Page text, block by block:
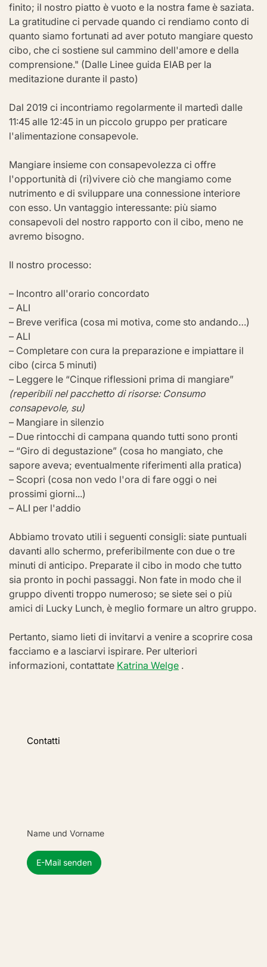
finito; il nostro piatto è vuoto e la nostra fame è saziata.
La gratitudine ci pervade quando ci rendiamo conto di
quanto siamo fortunati ad aver potuto mangiare questo
cibo, che ci sostiene sul cammino dell'amore e della
comprensione." (Dalle Linee guida EIAB per la
meditazione durante il pasto)
Dal 2019 ci incontriamo regolarmente il martedì dalle
11:45 alle 12:45 in un piccolo gruppo per praticare
l'alimentazione consapevole.
Mangiare insieme con consapevolezza ci offre
l'opportunità di (ri)vivere ciò che mangiamo come
nutrimento e di sviluppare una connessione interiore
con esso. Un vantaggio interessante: più siamo
consapevoli del nostro rapporto con il cibo, meno ne
avremo bisogno.
Il nostro processo:
– Incontro all'orario concordato
– ALI
– Breve verifica (cosa mi motiva, come sto andando…)
– ALI
– Completare con cura la preparazione e impiattare il
cibo (circa 5 minuti)
– Leggere le “Cinque riflessioni prima di mangiare”
(reperibili nel pacchetto di risorse: Consumo
consapevole, su)
– Mangiare in silenzio
– Due rintocchi di campana quando tutti sono pronti
– “Giro di degustazione” (cosa ho mangiato, che
sapore aveva; eventualmente riferimenti alla pratica)
– Scopri (cosa non vedo l'ora di fare oggi o nei
prossimi giorni...)
– ALI per l'addio
Abbiamo trovato utili i seguenti consigli: siate puntuali
davanti allo schermo, preferibilmente con due o tre
minuti di anticipo. Preparate il cibo in modo che tutto
sia pronto in pochi passaggi. Non fate in modo che il
gruppo diventi troppo numeroso; se siete sei o più
amici di Lucky Lunch, è meglio formare un altro gruppo.
Pertanto, siamo lieti di invitarvi a venire a scoprire cosa
facciamo e a lasciarvi ispirare. Per ulteriori
informazioni, contattate Katrina Welge .
Contatti
Name und Vorname
E-Mail senden